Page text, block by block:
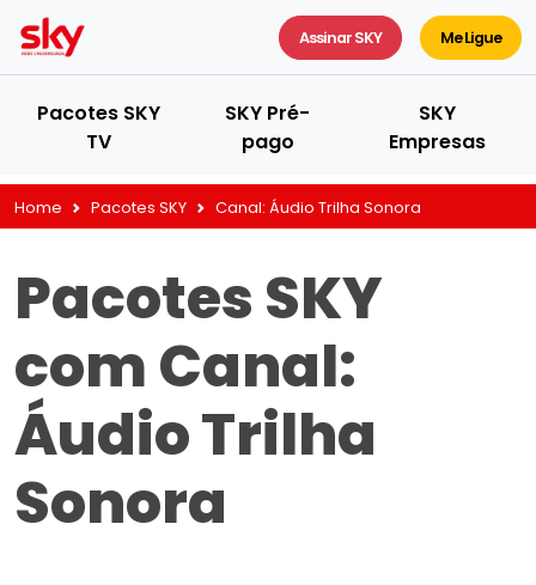
Assinar SKY Me Ligue
Pacotes SKY
TV
SKY Pré-
pago
SKY
Empresas
Home Pacotes SKY Canal: Áudio Trilha Sonora
Pacotes SKY
com Canal:
Áudio Trilha
Sonora